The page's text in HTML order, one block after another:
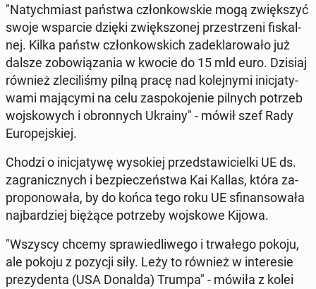
"Na­tych­miast państwa człon­kow­skie mogą zwięk­szyć
swoje wspar­cie dzięki zwięk­szo­nej prze­strze­ni fi­skal­
nej. Kilka państw człon­kow­skich za­de­kla­ro­wa­ło już
dalsze zo­bo­wią­za­nia w kwocie do 15 mld euro. Dzisiaj
również zle­ci­li­śmy pilną pracę nad ko­lej­ny­mi ini­cja­ty­
wa­mi ma­ją­cy­mi na celu za­spo­ko­je­nie pilnych potrzeb
woj­sko­wych i obron­nych Ukrainy" - mówił szef Rady
Eu­ro­pej­skiej.
Chodzi o ini­cja­ty­wę wy­so­kiej przed­sta­wi­ciel­ki UE ds.
za­gra­nicz­nych i bez­pie­czeń­stwa Kai Kallas, która za­
pro­po­no­wa­ła, by do końca tego roku UE sfi­nan­so­wa­ła
naj­bar­dziej biężące po­trze­by woj­sko­we Kijowa.
"Wszyscy chcemy spra­wie­dli­we­go i trwa­łe­go pokoju,
ale pokoju z pozycji siły. Leży to również w in­te­re­sie
pre­zy­den­ta (USA Donalda) Trumpa" - mówiła z kolei